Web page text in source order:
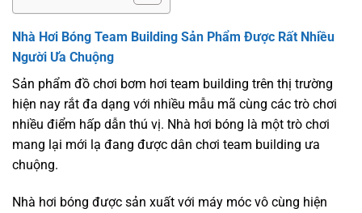
Nhà Hơi Bóng Team Building Sản Phẩm Được Rất Nhiều
Người Ưa Chuộng
Sản phẩm đồ chơi bơm hơi team building trên thị trường
hiện nay rắt đa dạng với nhiều mẫu mã cùng các trò chơi
nhiều điểm hấp dẫn thú vị. Nhà hơi bóng là một trò chơi
mang lại mới lạ đang được dân chơi team building ưa
chuộng.
Nhà hơi bóng được sản xuất với máy móc vô cùng hiện